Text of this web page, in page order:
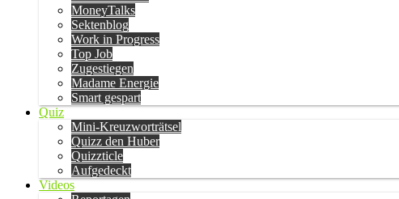
MoneyTalks
Sektenblog
Work in Progress
Top Job
Zugestiegen
Madame Energie
Smart gespart
Quiz
Mini-Kreuzworträtsel
Quizz den Huber
Quizzticle
Aufgedeckt
Videos